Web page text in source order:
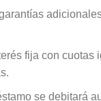
fija con
se debitará